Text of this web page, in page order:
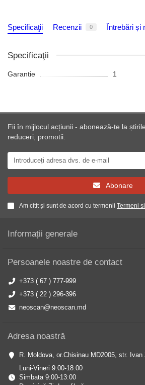
Specificaţii Recenzii 0 Întrebări și
Specificaţii
Garantie 1
Fii în mijlocul acțiunii - abonează-te la
reduceri, promotii.
Abonare
Am citit și sunt de acord cu termenii Termeni
Informații generale
Persoanele noastre de contact
+373 ( 67 ) 777-999
+373 ( 22 ) 296-396
neoscan@neoscan.md
Adresa noastră
R. Moldova, or.Chisinau MD2005, str. Ivan
Luni-Vineri 9:00-18:00
Simbata 9:00-13:00